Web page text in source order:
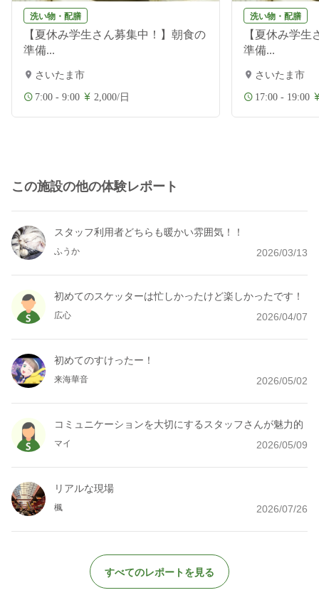
洗い物・配膳
【夏休み学生さん募集中！】朝食の
準備...
さいたま市
7:00 - 9:00 2,000/日
洗い物・配膳
【夏休み学
準備...
さいたま市
17:00 - 19:00
この施設の他の体験レポート
スタッフ利用者どちらも暖かい雰囲気！！
ふうか 2026/03/13
初めてのスケッターは忙しかったけど楽しかったです！
広心 2026/04/07
初めてのすけったー！
来海華音 2026/05/02
コミュニケーションを大切にするスタッフさんが魅力的
マイ 2026/05/09
リアルな現場
楓 2026/07/26
すべてのレポートを見る